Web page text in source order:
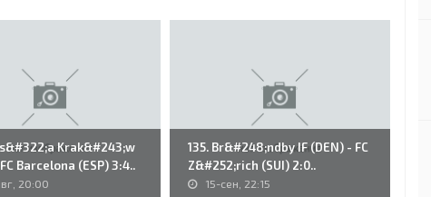
Krak&#243;w
Barcelona (ESP) 3:4..
20:00
135. Br&#248;ndby IF (DEN) - FC
Z&#252;rich (SUI) 2:0..
15-сен, 22:15